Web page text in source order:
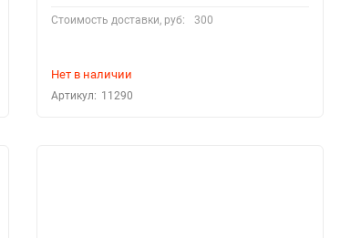
Стоимость доставки, руб: 300
Нет в наличии
Артикул: 11290